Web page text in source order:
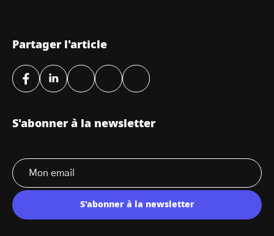
Partager l'article
S'abonner à la newsletter
S'abonner à la newsletter